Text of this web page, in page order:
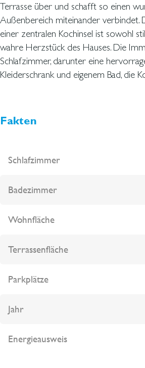
Terrasse über und schafft so einen
Außenbereich miteinander verbindet.
einer zentralen Kochinsel ist sowohl
wahre Herzstück des Hauses. Die
Schlafzimmer, darunter eine
Kleiderschrank und eigenem Bad, die
renommierter Schulen, lokaler
Autobahnanbindungen bietet dieses
Platz, Komfort und Leben im
Terrasse geniessen oder den
beobachten – dieses Zuhause wurde
Fakten
Schlafzimmer
Badezimmer
Wohnfläche
Terrassenfläche
Parkplätze
Jahr
Energieausweis